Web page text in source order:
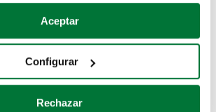
quisiéramos:
sobre su ubicación geográfica
dispositivo analizándolo activamente
específicas (huellas
Aceptar
Configurar
Rechazar
mano